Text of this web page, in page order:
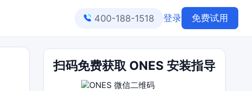
400-188-1518 登录 免费试用
扫码免费获取 ONES 安装指导